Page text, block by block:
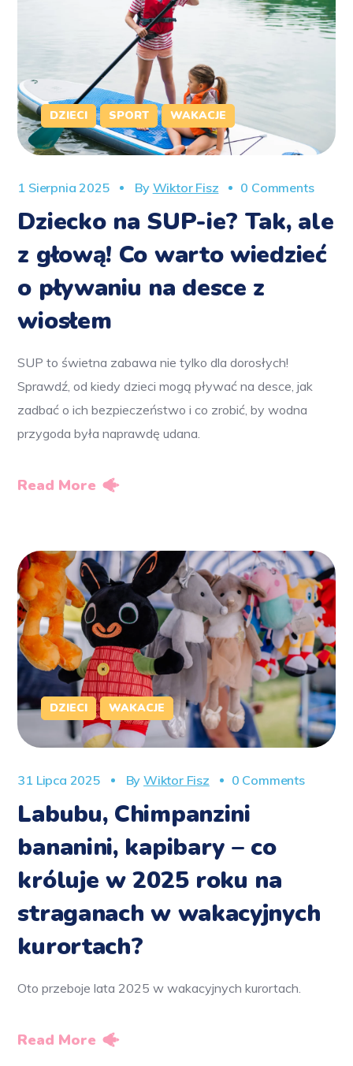
DZIECI SPORT WAKACJE
1 Sierpnia 2025 By Wiktor Fisz 0 Comments
Dziecko na SUP-ie? Tak, ale
z głową! Co warto wiedzieć
o pływaniu na desce z
wiosłem
SUP to świetna zabawa nie tylko dla dorosłych!
Sprawdź, od kiedy dzieci mogą pływać na desce, jak
zadbać o ich bezpieczeństwo i co zrobić, by wodna
przygoda była naprawdę udana.
Read More
DZIECI WAKACJE
31 Lipca 2025 ByWiktor Fisz 0 Comments
Labubu, Chimpanzini
bananini, kapibary – co
króluje w 2025 roku na
straganach w wakacyjnych
kurortach?
Oto przeboje lata 2025 w wakacyjnych kurortach.
Read More